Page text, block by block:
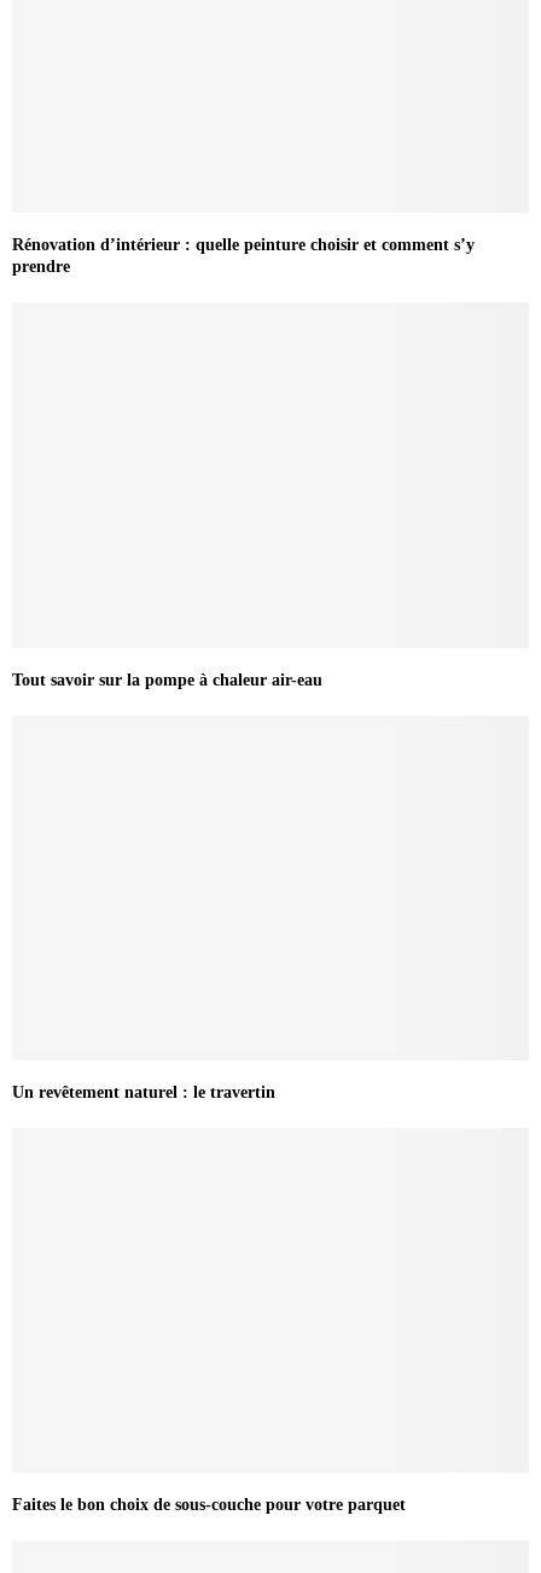
Rénovation d’intérieur : quelle peinture choisir et comment s’y
prendre
Tout savoir sur la pompe à chaleur air-eau
Un revêtement naturel : le travertin
Faites le bon choix de sous-couche pour votre parquet